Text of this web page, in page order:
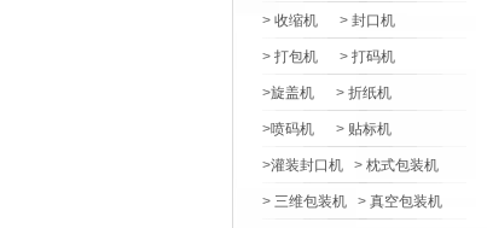
> 收缩机 > 封口机
> 打包机 > 打码机
>旋盖机 > 折纸机
>喷码机 > 贴标机
>灌装封口机 > 枕式包装机
> 三维包装机 > 真空包装机